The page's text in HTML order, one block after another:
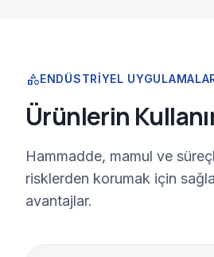
categoryENDÜSTRIYEL
Ürünlerin
Hammadde, mamul ve
risklerden korumak için
avantajlar.